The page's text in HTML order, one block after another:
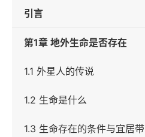
引言
第1章 地外生命是否存在
1.1 外星人的传说
1.2 生命是什么
1.3 生命存在的条件与宜居带